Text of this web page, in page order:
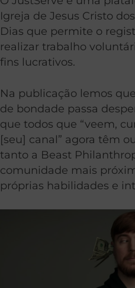
Igreja de Jesus Cristo
Dias que permite o
realizar trabalho
fins lucrativos.
Na publicação lemos
de bondade passa
que todos que “veem,
[seu] canal” agora têm
tanto a Beast
comunidade mais
próprias habilidades e